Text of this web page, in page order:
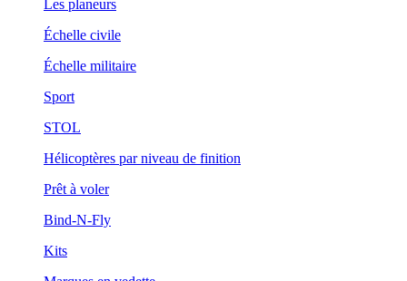
Les planeurs
Échelle civile
Échelle militaire
Sport
STOL
Hélicoptères par niveau de finition
Prêt à voler
Bind-N-Fly
Kits